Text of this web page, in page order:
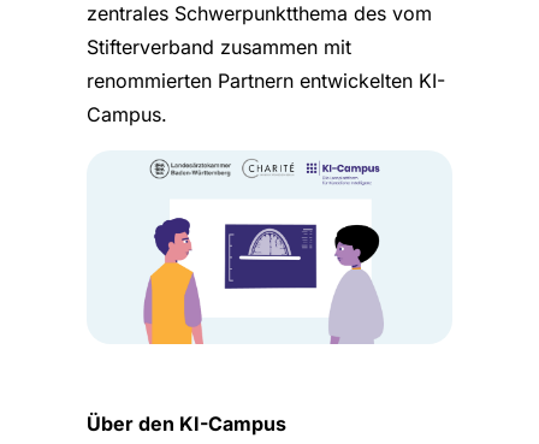
zentrales Schwerpunktthema des vom
Stifterverband zusammen mit
renommierten Partnern entwickelten KI-
Campus.
Über den KI-Campus